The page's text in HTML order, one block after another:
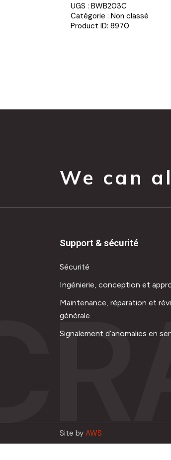
UGS : BWB203C
Catégorie : Non classé
Product ID: 8970
We can
Support & sécurité
Sécurité
Ingénierie, conception et
Maintenance, réparation et
générale
Signalement d’anomalies en
Site by AWS